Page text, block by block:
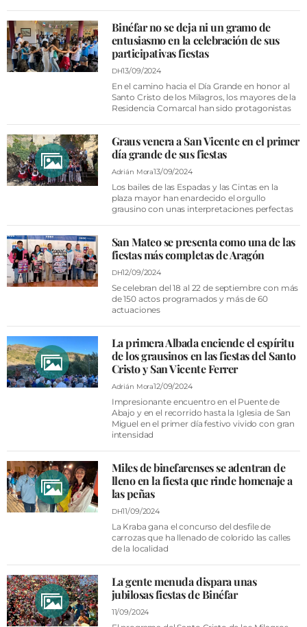
Binéfar no se deja ni un gramo de
entusiasmo en la celebración de sus
participativas fiestas
DH13/09/2024
En el camino hacia el Día Grande en honor al
Santo Cristo de los Milagros, los mayores de la
Residencia Comarcal han sido protagonistas
Graus venera a San Vicente en el primer
día grande de sus fiestas
Adrián Mora13/09/2024
Los bailes de las Espadas y las Cintas en la
plaza mayor han enardecido el orgullo
grausino con unas interpretaciones perfectas
San Mateo se presenta como una de las
fiestas más completas de Aragón
DH12/09/2024
Se celebran del 18 al 22 de septiembre con más
de 150 actos programados y más de 60
actuaciones
La primera Albada enciende el espíritu
de los grausinos en las fiestas del Santo
Cristo y San Vicente Ferrer
Adrián Mora12/09/2024
Impresionante encuentro en el Puente de
Abajo y en el recorrido hasta la Iglesia de San
Miguel en el primer día festivo vivido con gran
intensidad
Miles de binefarenses se adentran de
lleno en la fiesta que rinde homenaje a
las peñas
DH11/09/2024
La Kraba gana el concurso del desfile de
carrozas que ha llenado de colorido las calles
de la localidad
La gente menuda dispara unas
jubilosas fiestas de Binéfar
11/09/2024